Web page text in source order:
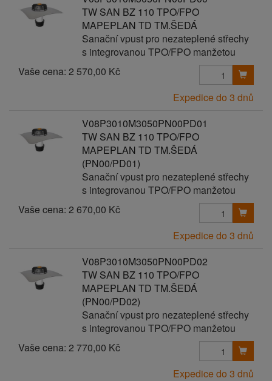
TW SAN BZ 110 TPO/FPO
MAPEPLAN TD TM.ŠEDÁ
Sanační vpust pro nezateplené střechy
s integrovanou TPO/FPO manžetou
Vaše cena: 2 570,00 Kč
Expedice do 3 dnů
V08P3010M3050PN00PD01
TW SAN BZ 110 TPO/FPO
MAPEPLAN TD TM.ŠEDÁ
(PN00/PD01)
Sanační vpust pro nezateplené střechy
s integrovanou TPO/FPO manžetou
Vaše cena: 2 670,00 Kč
Expedice do 3 dnů
V08P3010M3050PN00PD02
TW SAN BZ 110 TPO/FPO
MAPEPLAN TD TM.ŠEDÁ
(PN00/PD02)
Sanační vpust pro nezateplené střechy
s integrovanou TPO/FPO manžetou
Vaše cena: 2 770,00 Kč
Expedice do 3 dnů